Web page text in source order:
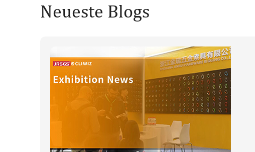
Neueste Blogs